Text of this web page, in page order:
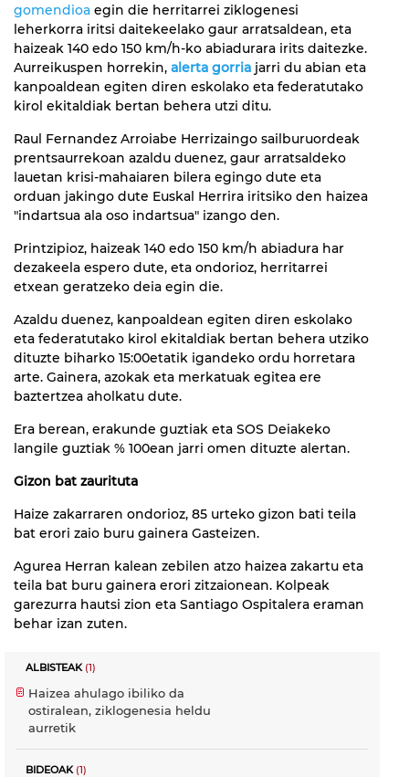
gomendioa egin die herritarrei ziklogenesi
leherkorra iritsi daitekeelako gaur arratsaldean, eta
haizeak 140 edo 150 km/h-ko abiadurara irits daitezke.
Aurreikuspen horrekin, alerta gorria jarri du abian eta
kanpoaldean egiten diren eskolako eta federatutako
kirol ekitaldiak bertan behera utzi ditu.
Raul Fernandez Arroiabe Herrizaingo sailburuordeak
prentsaurrekoan azaldu duenez, gaur arratsaldeko
lauetan krisi-mahaiaren bilera egingo dute eta
orduan jakingo dute Euskal Herrira iritsiko den haizea
"indartsua ala oso indartsua" izango den.
Printzipioz, haizeak 140 edo 150 km/h abiadura har
dezakeela espero dute, eta ondorioz, herritarrei
etxean geratzeko deia egin die.
Azaldu duenez, kanpoaldean egiten diren eskolako
eta federatutako kirol ekitaldiak bertan behera utziko
dituzte biharko 15:00etatik igandeko ordu horretara
arte. Gainera, azokak eta merkatuak egitea ere
baztertzea aholkatu dute.
Era berean, erakunde guztiak eta SOS Deiakeko
langile guztiak % 100ean jarri omen dituzte alertan.
Gizon bat zaurituta
Haize zakarraren ondorioz, 85 urteko gizon bati teila
bat erori zaio buru gainera Gasteizen.
Agurea Herran kalean zebilen atzo haizea zakartu eta
teila bat buru gainera erori zitzaionean. Kolpeak
garezurra hautsi zion eta Santiago Ospitalera eraman
behar izan zuten.
ALBISTEAK(1)
Haizea ahulago ibiliko da
ostiralean, ziklogenesia heldu
aurretik
BIDEOAK(1)